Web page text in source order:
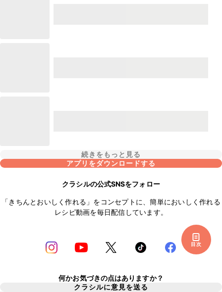
目次
続きをもっと見る
アプリをダウンロードする
クラシルの公式SNSをフォロー
「きちんとおいしく作れる」をコンセプトに、簡単においしく作れる
レシピ動画を毎日配信しています。
何かお気づきの点はありますか？
クラシルに意見を送る